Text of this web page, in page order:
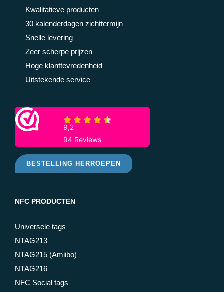
Kwalitatieve producten
30 kalenderdagen zichttermijn
Snelle levering
Zeer scherpe prijzen
Hoge klanttevredenheid
Uitstekende service
BESTELLING HERROEPEN
NFC PRODUCTEN
Universele tags
NTAG213
NTAG215 (Amiibo)
NTAG216
NFC Social tags